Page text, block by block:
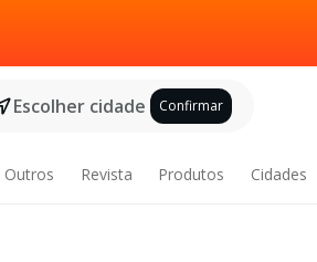
Escolher cidade Confirmar
Outros Revista Produtos Cidades